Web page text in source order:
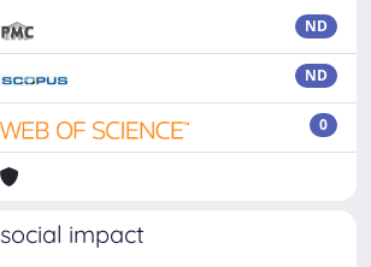
ND
ND
0
social impact